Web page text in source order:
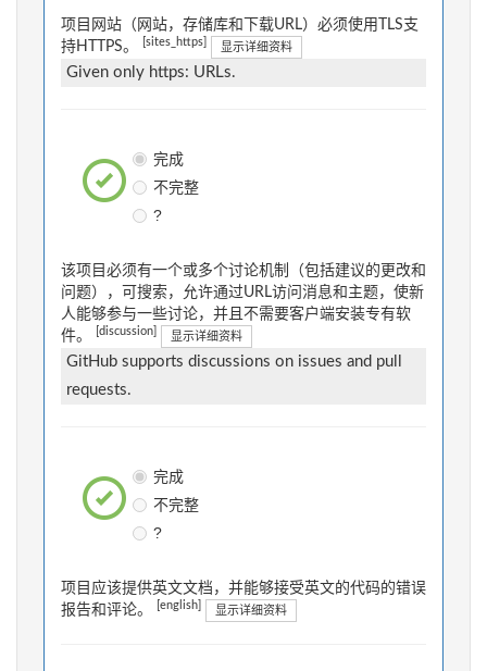
项目网站（网站，存储库和下载URL）必须使用TLS支
持HTTPS。
[sites_https] 显示详细资料
Given only https: URLs.
完成
不完整
?
该项目必须有一个或多个讨论机制（包括建议的更改和
问题），可搜索，允许通过URL访问消息和主题，使新
人能够参与一些讨论，并且不需要客户端安装专有软
件。
[discussion] 显示详细资料
GitHub supports discussions on issues and pull
requests.
完成
不完整
?
项目应该提供英文文档，并能够接受英文的代码的错误
报告和评论。
[english] 显示详细资料